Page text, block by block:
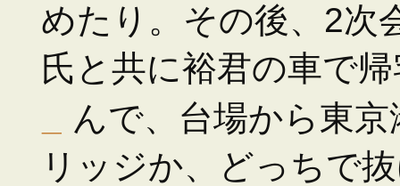
めたり。その後、2次
氏と共に裕君の車で
んで、台場から東
リッジか、どっちで